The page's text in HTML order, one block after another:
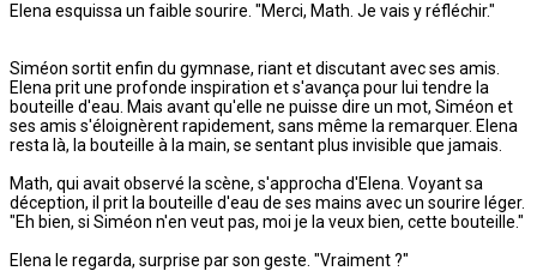
Elena esquissa un faible sourire. "Merci, Math. Je vais y réfléchir."
Siméon sortit enfin du gymnase, riant et discutant avec ses amis.
Elena prit une profonde inspiration et s'avança pour lui tendre la
bouteille d'eau. Mais avant qu'elle ne puisse dire un mot, Siméon et
ses amis s'éloignèrent rapidement, sans même la remarquer. Elena
resta là, la bouteille à la main, se sentant plus invisible que jamais.
Math, qui avait observé la scène, s'approcha d'Elena. Voyant sa
déception, il prit la bouteille d'eau de ses mains avec un sourire léger.
"Eh bien, si Siméon n'en veut pas, moi je la veux bien, cette bouteille."
Elena le regarda, surprise par son geste. "Vraiment ?"